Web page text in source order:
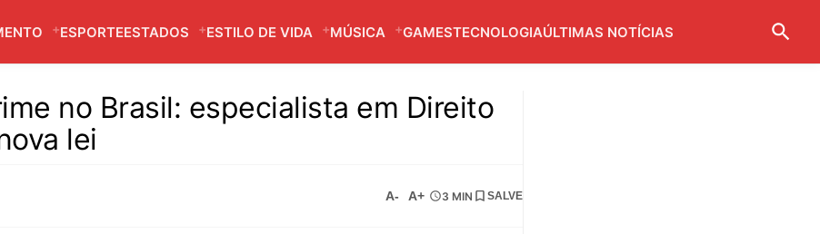
ESPORTEESTADOS ESTILO DE VIDA MÚSICA GAMESTECNOLOGIAÚLTIMAS NOTÍCIAS
no Brasil: especialista em Direito
lei
A- A+ 3 MIN SALVE